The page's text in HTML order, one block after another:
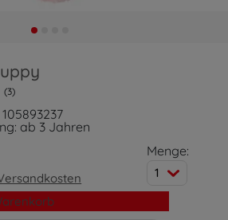
(3)
ab 3 Jahren
Menge:
1